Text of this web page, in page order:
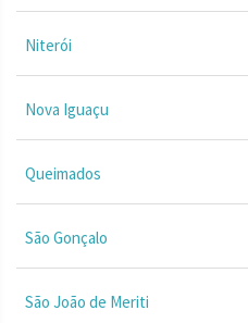
Niterói
Nova Iguaçu
Queimados
São Gonçalo
São João de Meriti